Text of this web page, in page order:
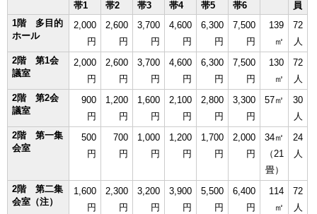
帯1
帯2
帯3
帯4
帯5
帯6
員
1階 多目的
ホール
2,000
円
2,600
円
3,700
円
4,600
円
6,300
円
7,500
円
139
㎡
72
人
2階 第1会
議室
2,000
円
2,600
円
3,700
円
4,600
円
6,300
円
7,500
円
130
㎡
72
人
2階 第2会
議室
900
円
1,200
円
1,600
円
2,100
円
2,800
円
3,300
円
57㎡
30
人
2階 第一集
会室
500
円
700
円
1,000
円
1,200
円
1,700
円
2,000
円
34㎡
（21
畳）
24
人
2階 第二集
会室（注）
1,600
円
2,300
円
3,200
円
3,900
円
5,500
円
6,400
円
114
㎡
72
人